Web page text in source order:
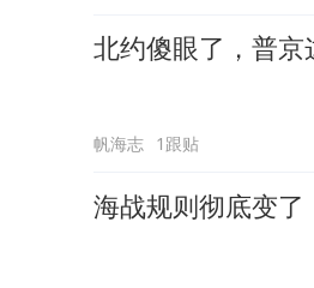
北约傻眼了，普京
帆海志 1跟贴
海战规则彻底变